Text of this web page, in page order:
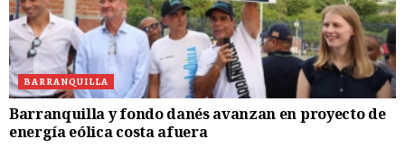
BARRANQUILLA
Barranquilla y fondo danés avanzan en proyecto de
energía eólica costa afuera